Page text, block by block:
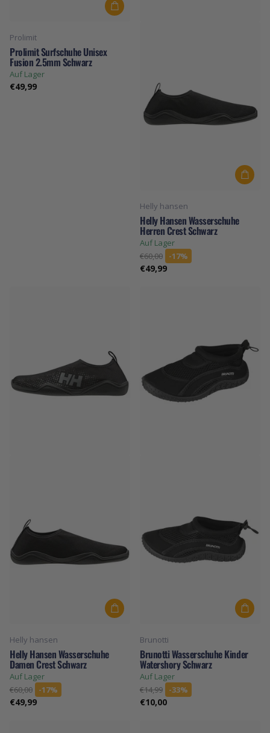
Prolimit
Prolimit Surfschuhe Unisex
Fusion 2.5mm Schwarz
Auf Lager
€49,99
Helly hansen
Helly Hansen Wasserschuhe
Herren Crest Schwarz
Auf Lager
€60,00
-17%
€49,99
Helly hansen
Helly Hansen Wasserschuhe
Damen Crest Schwarz
Auf Lager
€60,00
-17%
€49,99
Brunotti
Brunotti Wasserschuhe Kinder
Watershory Schwarz
Auf Lager
€14,99
-33%
€10,00